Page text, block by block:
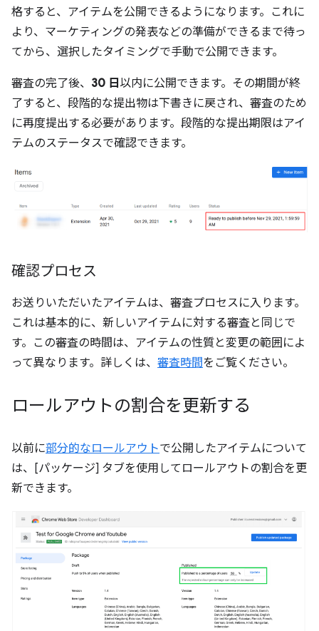
格すると、アイテムを公開できるようになります。これに
より、マーケティングの発表などの準備ができるまで待っ
てから、選択したタイミングで手動で公開できます。
審査の完了後、 30 日 以内に公開できます。その期間が終
了すると、段階的な提出物は下書きに戻され、審査のため
に再度提出する必要があります。段階的な提出期限はアイ
テムのステータスで確認できます。
確認プロセス
お送りいただいたアイテムは、審査プロセスに入ります。
これは基本的に、新しいアイテムに対する審査と同じで
す。この審査の時間は、アイテムの性質と変更の範囲によ
って異なります。詳しくは、 審査時間をご覧ください。
ロールアウトの割合を更新する
以前に部分的なロールアウトで公開したアイテムについて
は、[パッケージ] タブを使用してロールアウトの割合を更
新できます。